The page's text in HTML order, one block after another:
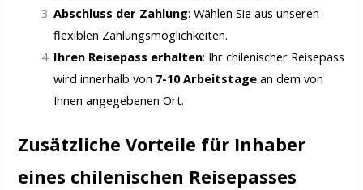
Abschluss der Zahlung: Wählen Sie aus unseren
flexiblen Zahlungsmöglichkeiten.
Ihren Reisepass erhalten: Ihr chilenischer Reisepass
wird innerhalb von 7-10 Arbeitstage an dem von
Ihnen angegebenen Ort.
Zusätzliche Vorteile für Inhaber
eines chilenischen Reisepasses